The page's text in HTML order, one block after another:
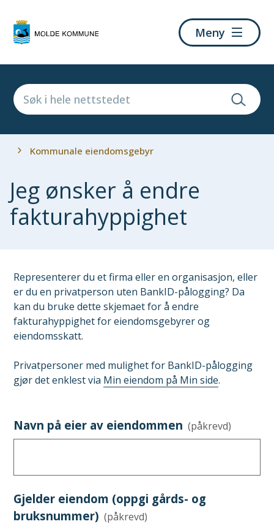
kommune
Meny
Du
Kommunale eiendomsgebyr
Jeg ønsker å endre
fakturahyppighet
Representerer du et firma eller en organisasjon, eller
er du en privatperson uten BankID-pålogging? Da
kan du bruke dette skjemaet for å endre
fakturahyppighet for eiendomsgebyrer og
eiendomsskatt.
Privatpersoner med mulighet for BankID-pålogging
gjør det enklest via Min eiendom på Min side.
Navn på eier av eiendommen (påkrevd)
Gjelder eiendom (oppgi gårds- og
bruksnummer) (påkrevd)